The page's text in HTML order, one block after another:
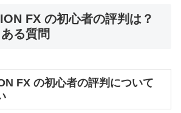
FX の初心者の評判は？
る質問
FX の初心者の評判について